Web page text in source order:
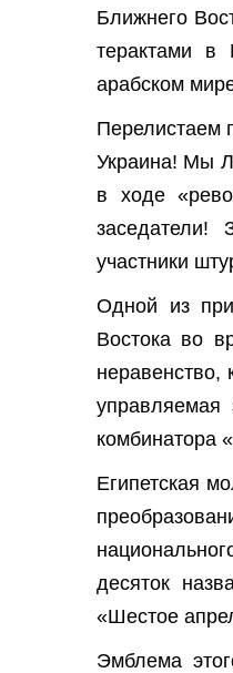
Ближнего
терактами
арабском
Перелистаем
Украина! Мы
в ходе
участники
Одной из
Востока во
управляемая
комбинатора
Египетская
десяток
«Шестое
Эмблема